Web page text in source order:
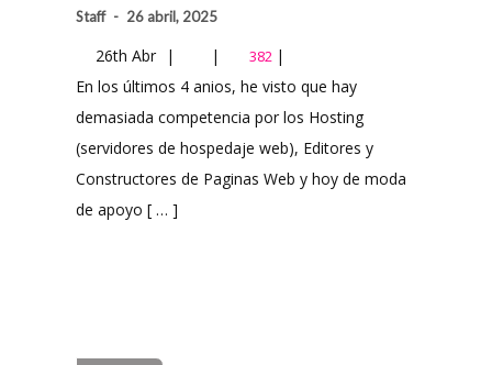
Staff - 26 abril, 2025
26th Abr | | 382 |
En los últimos 4 anios, he visto que hay
demasiada competencia por los Hosting
(servidores de hospedaje web), Editores y
Constructores de Paginas Web y hoy de moda
de apoyo [ … ]